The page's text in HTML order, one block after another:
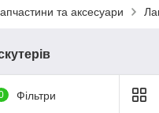
та аксесуари
Фільтри